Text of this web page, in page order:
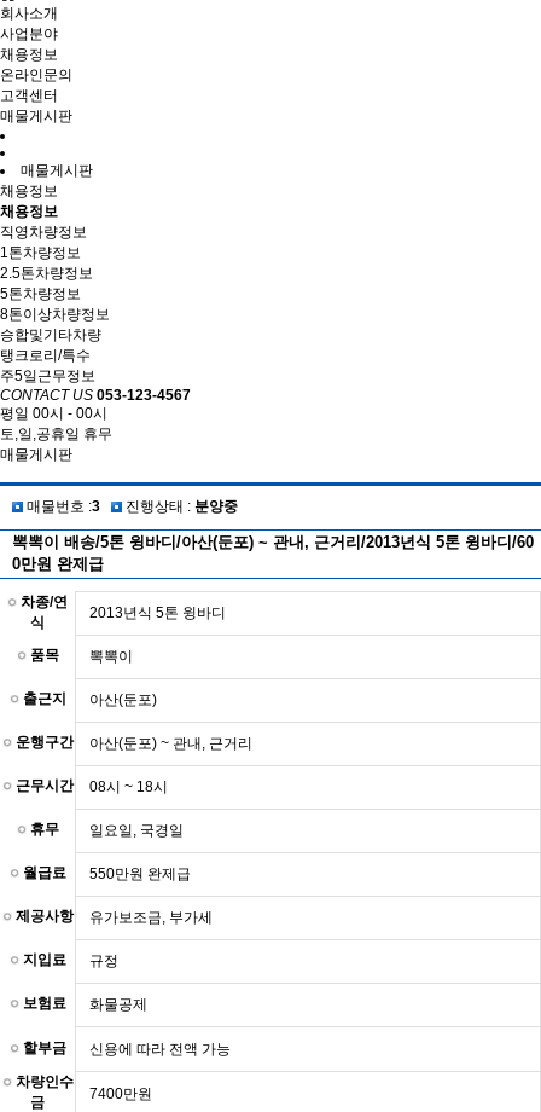
회사소개
사업분야
채용정보
온라인문의
고객센터
매물게시판
매물게시판
채용정보
채용정보
직영차량정보
1톤차량정보
2.5톤차량정보
5톤차량정보
8톤이상차량정보
승합및기타차량
탱크로리/특수
주5일근무정보
CONTACT US 053-123-4567
평일 00시 - 00시
토,일,공휴일 휴무
매물게시판
매물번호 :3 진행상태 : 분양중
뽁뽁이 배송/5톤 윙바디/아산(둔포) ~ 관내, 근거리/2013년식 5톤 윙바디/60
0만원 완제급
차종/연
식
2013년식 5톤 윙바디
품목 뽁뽁이
출근지 아산(둔포)
운행구간 아산(둔포) ~ 관내, 근거리
근무시간 08시 ~ 18시
휴무 일요일, 국경일
월급료 550만원 완제급
제공사항 유가보조금, 부가세
지입료 규정
보험료 화물공제
할부금
신용에 따라 전액 가능
차량인수
금
7400만원